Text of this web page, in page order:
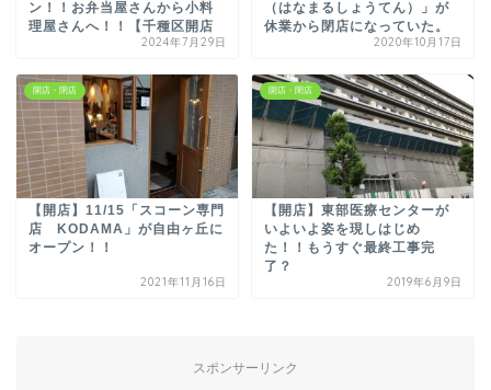
ン！！お弁当屋さんから小料
理屋さんへ！！【千種区開店
2024年7月29日
（はなまるしょうてん）」が
休業から閉店になっていた。
2020年10月17日
開店・閉店
【開店】11/15「スコーン専門
店 KODAMA」が自由ヶ丘に
オープン！！
2021年11月16日
開店・閉店
【開店】東部医療センターが
いよいよ姿を現しはじめ
た！！もうすぐ最終工事完
了？
2019年6月9日
スポンサーリンク